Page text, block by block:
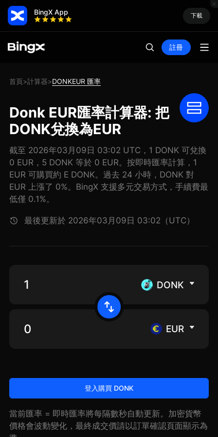
BingX App 下載
註冊
首頁>計算器>DONKEUR 匯率
Donk EUR匯率計算器: 把
DONK兌換為EUR
截至 2026年03月09日 03:02 UTC，1 DONK 可兌換
0 EUR，5 DONK 等於 0 EUR。按即時匯率計算，1
EUR 可購買約 E DONK。過去 24 小時，DONK 對
EUR 上漲了 0%。BingX 支援多元交易方式，手續費最
低僅 0.1%。
最後更新於 2026年03月09日 03:02（UTC）
DONK
EUR
登入購買 DONK
當前匯率 = 即時匯率將每隔數秒自動更新。加密貨幣
價格會波動變化，最終成交價請以訂單確認頁面顯示為